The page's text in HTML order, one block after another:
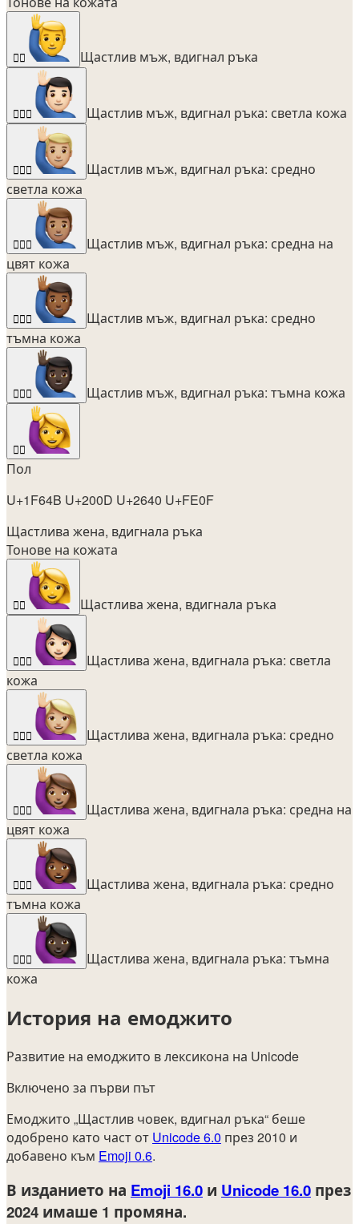
🙋‍♂️ Щастлив мъж, вдигнал ръка
🙋🏻‍♂️ Щастлив мъж, вдигнал ръка: светла кожа
🙋🏼‍♂️
Щастлив мъж, вдигнал ръка: средно
светла кожа
🙋🏽‍♂️
Щастлив мъж, вдигнал ръка: средна на
цвят кожа
🙋🏾‍♂️
Щастлив мъж, вдигнал ръка: средно
тъмна кожа
🙋🏿‍♂️ Щастлив мъж, вдигнал ръка: тъмна кожа
🙋‍♀️
Пол
U+1F64B U+200D U+2640 U+FE0F
Щастлива жена, вдигнала ръка
Тонове на кожата
🙋‍♀️ Щастлива жена, вдигнала ръка
🙋🏻‍♀️
Щастлива жена, вдигнала ръка: светла
кожа
🙋🏼‍♀️
Щастлива жена, вдигнала ръка: средно
светла кожа
🙋🏽‍♀️
Щастлива жена, вдигнала ръка: средна на
цвят кожа
🙋🏾‍♀️
Щастлива жена, вдигнала ръка: средно
тъмна кожа
🙋🏿‍♀️
Щастлива жена, вдигнала ръка: тъмна
кожа
История на емоджито
Развитие на емоджито в лексикона на Unicode
Включено за първи път
Емоджито „Щастлив човек, вдигнал ръка“ беше
одобрено като част от Unicode 6.0 през 2010 и
добавено към Emoji 0.6.
В изданието на Emoji 16.0 и Unicode 16.0 през
2024 имаше 1 промяна.